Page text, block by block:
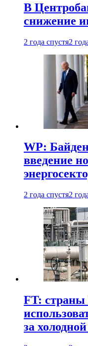
В
снижение
2 года спустя2
WP:
введение
2 года спустя2
FT: страны
за